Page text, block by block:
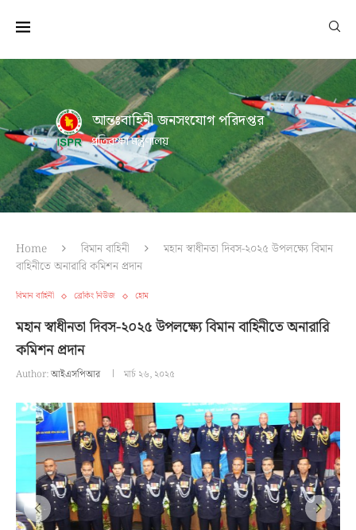
আন্তঃবাহিনী জনসংযোগ পরিদপ্তর
প্রতিরক্ষা মন্ত্রণালয়
Home বিমান বাহিনী
মহান স্বাধীনতা দিবস-২০২৫ উপলক্ষ্যে বিমান
বাহিনীতে অনারারি কমিশন প্রদান
বিমান বাহিনী ব্রেকিং নিউজ হোম
মহান স্বাধীনতা দিবস-২০২৫ উপলক্ষ্যে বিমান বাহিনীতে অনারারি
কমিশন প্রদান
Author:আইএসপিআর মার্চ ২৬, ২০২৫